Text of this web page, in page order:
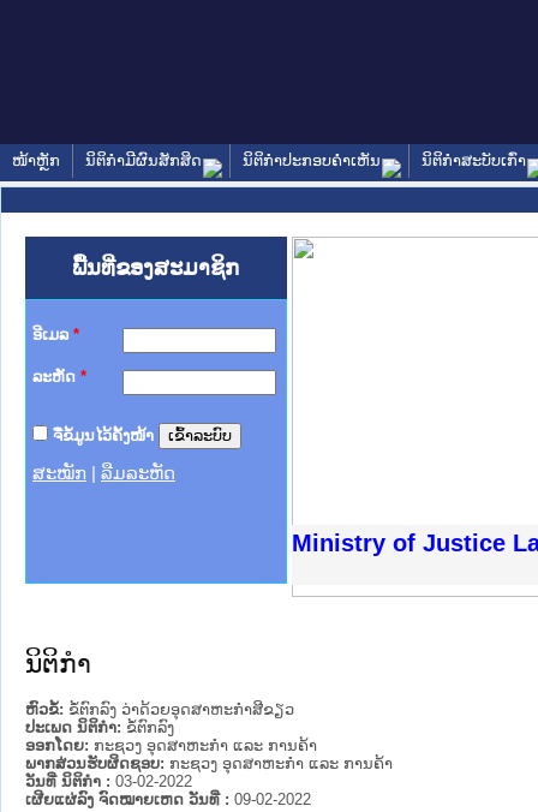
ໜ້າຫຼັກ ນິຕິກໍາມີຜົນສັກສິດ ນິຕິກໍາປະກອບຄໍາເຫັນ ນິຕິກໍາສະບັບເກົ່າ
ພື້ນທີ່ຂອງສະມາຊິກ
ອີເມລ *
ລະຫັດ *
ຈື່ຂໍ້ມູນໄວ້ຄັ້ງໜ້າ
ສະໝັກ ລືມລະຫັດ
Ministry of Justice
າຊົນ ພາກເໜືອ
ການ
ກາງ
ໃຕ້
ຕຳຫຼວດປະຊາຊົນ
ສັນຕິບານປະຊາຊົນ
ກເໜືອ
າຊົນ ພາກກາງ
ນິຕິກໍາ
ຫົວຂໍ້: ຂໍ້ຕົກລົງ ວ່າດ້ວຍອຸດສາຫະກໍາສີຂຽວ
ປະເພດ ນິຕິກໍາ: ຂໍ້ຕົກລົງ
ອອກໂດຍ: ກະຊວງ ອຸດສາຫະກຳ ແລະ ການຄ້າ
ພາກສ່ວນຮັບຜິດຊອບ: ກະຊວງ ອຸດສາຫະກຳ ແລະ ການຄ້າ
ວັນທີ່ ນິຕິກໍາ : 03-02-2022
ເຜີຍແຜ່ລົງ ຈົດໝາຍເຫດ ວັນທີ່ : 09-02-2022